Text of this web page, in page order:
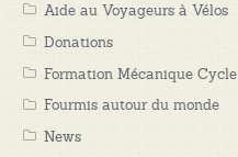
Aide au Voyageurs à Vélos
Donations
Formation Mécanique Cycle
Fourmis autour du monde
News